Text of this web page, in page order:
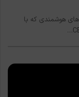
هوشمندی که با